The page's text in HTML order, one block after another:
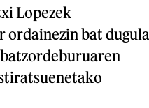
Lopezek
ordainezin bat dugula